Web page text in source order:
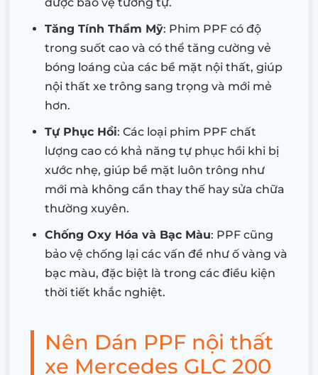
Tăng Tính Thẩm Mỹ: Phim PPF có độ
trong suốt cao và có thể tăng cường vẻ
bóng loáng của các bề mặt nội thất, giúp
nội thất xe trông sang trọng và mới mẻ
hơn.
Tự Phục Hồi: Các loại phim PPF chất
lượng cao có khả năng tự phục hồi khi bị
xước nhẹ, giúp bề mặt luôn trông như
mới mà không cần thay thế hay sửa chữa
thường xuyên.
Chống Oxy Hóa và Bạc Màu: PPF cũng
bảo vệ chống lại các vấn đề như ố vàng và
bạc màu, đặc biệt là trong các điều kiện
thời tiết khắc nghiệt.
Nên Dán PPF nội thất
xe Mercedes GLC 200